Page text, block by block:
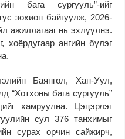
бага сургууль”-ийг
зохион байгуулж, 2026-
ажиллагааг нь эхлүүлнэ.
хоёрдугаар ангийн бүлэг
Баянгол, Хан-Уул,
“Хотхоны бага сургууль”
хамруулна. Цэцэрлэг
сул 376 танхимыг
сурах орчин сайжирч,